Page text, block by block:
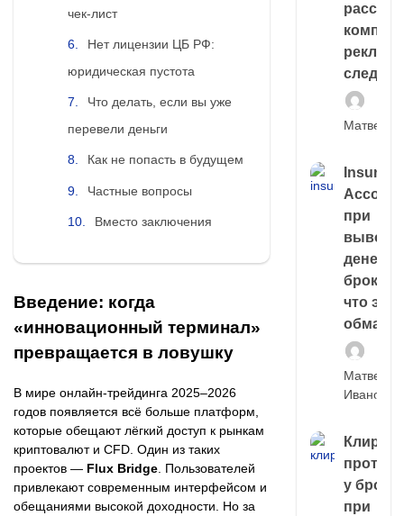
чек-лист
Нет лицензии ЦБ РФ:
юридическая пустота
Что делать, если вы уже
перевели деньги
Как не попасть в будущем
Частные вопросы
Вместо заключения
Введение: когда
«инновационный терминал»
превращается в ловушку
В мире онлайн-трейдинга 2025–2026
годов появляется всё больше платформ,
которые обещают лёгкий доступ к рынкам
криптовалют и CFD. Один из таких
проектов — Flux Bridge . Пользователей
привлекают современным интерфейсом и
обещаниями высокой доходности. Но за
следа
Матвей
Account
при
выводе
денег у
что это,
обман?
Матвей
Иванов
Клиринг
у
при